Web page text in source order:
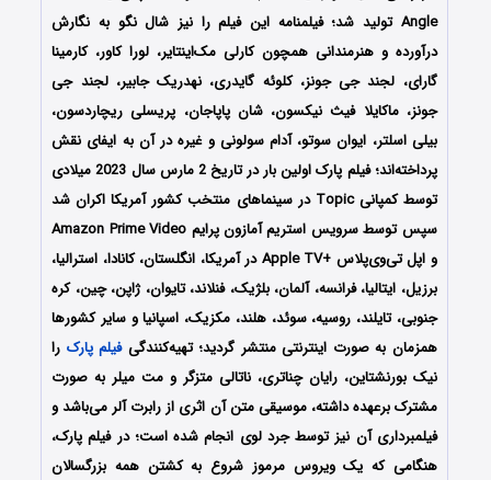
Angle تولید شد؛ فیلمنامه این فیلم را نیز شال نگو به نگارش
درآورده و هنرمندانی همچون کارلی مک‌اینتایر، لورا کاور، کارمینا
گارای، لجند جی جونز، کلوئه گایدری، نهدریک جابیر، لجند جی
جونز، ماکایلا فیث نیکسون، شان پاپاجان، پریسلی ریچاردسون،
بیلی اسلتر، ایوان سوتو، آدام سولونی و غیره در آن به ایفای نقش
پرداخته‌اند؛ فیلم پارک اولین بار در تاریخ 2 مارس سال 2023 میلادی
توسط کمپانیTopic در سینماهای منتخب کشور آمریکا اکران شد
سپس توسط سرویس استریم آمازون پرایم Amazon Prime Video
و اپل تی‌وی‌پلاس +Apple TV در آمریکا، انگلستان، کانادا، استرالیا،
برزیل، ایتالیا، فرانسه، آلمان، بلژیک، فنلاند، تایوان، ژاپن، چین، کره
جنوبی، تایلند، روسیه، سوئد، هلند، مکزیک، اسپانیا و سایر کشورها
همزمان به صورت اینترنتی منتشر گردید؛ تهیه‌کنندگیفیلم پارک را
نیک بورنشتاین، رایان چناتری، ناتالی متزگر و مت میلر به صورت
مشترک برعهده داشته، موسیقی متن آن اثری از رابرت آلر می‌باشد و
فیلمبرداری آن نیز توسط جرد لوی انجام شده است؛ در فیلم پارک،
هنگامی که یک ویروس مرموز شروع به کشتن همه بزرگسالان